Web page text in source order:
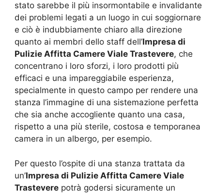
stato sarebbe il più insormontabile e invalidante
dei problemi legati a un luogo in cui soggiornare
e ciò è indubbiamente chiaro alla direzione
quanto ai membri dello staff dell’Impresa di
Pulizie Affitta Camere Viale Trastevere, che
concentrano i loro sforzi, i loro prodotti più
efficaci e una impareggiabile esperienza,
specialmente in questo campo per rendere una
stanza l’immagine di una sistemazione perfetta
che sia anche accogliente quanto una casa,
rispetto a una più sterile, costosa e temporanea
camera in un albergo, per esempio.
Per questo l’ospite di una stanza trattata da
un’Impresa di Pulizie Affitta Camere Viale
Trastevere potrà godersi sicuramente un